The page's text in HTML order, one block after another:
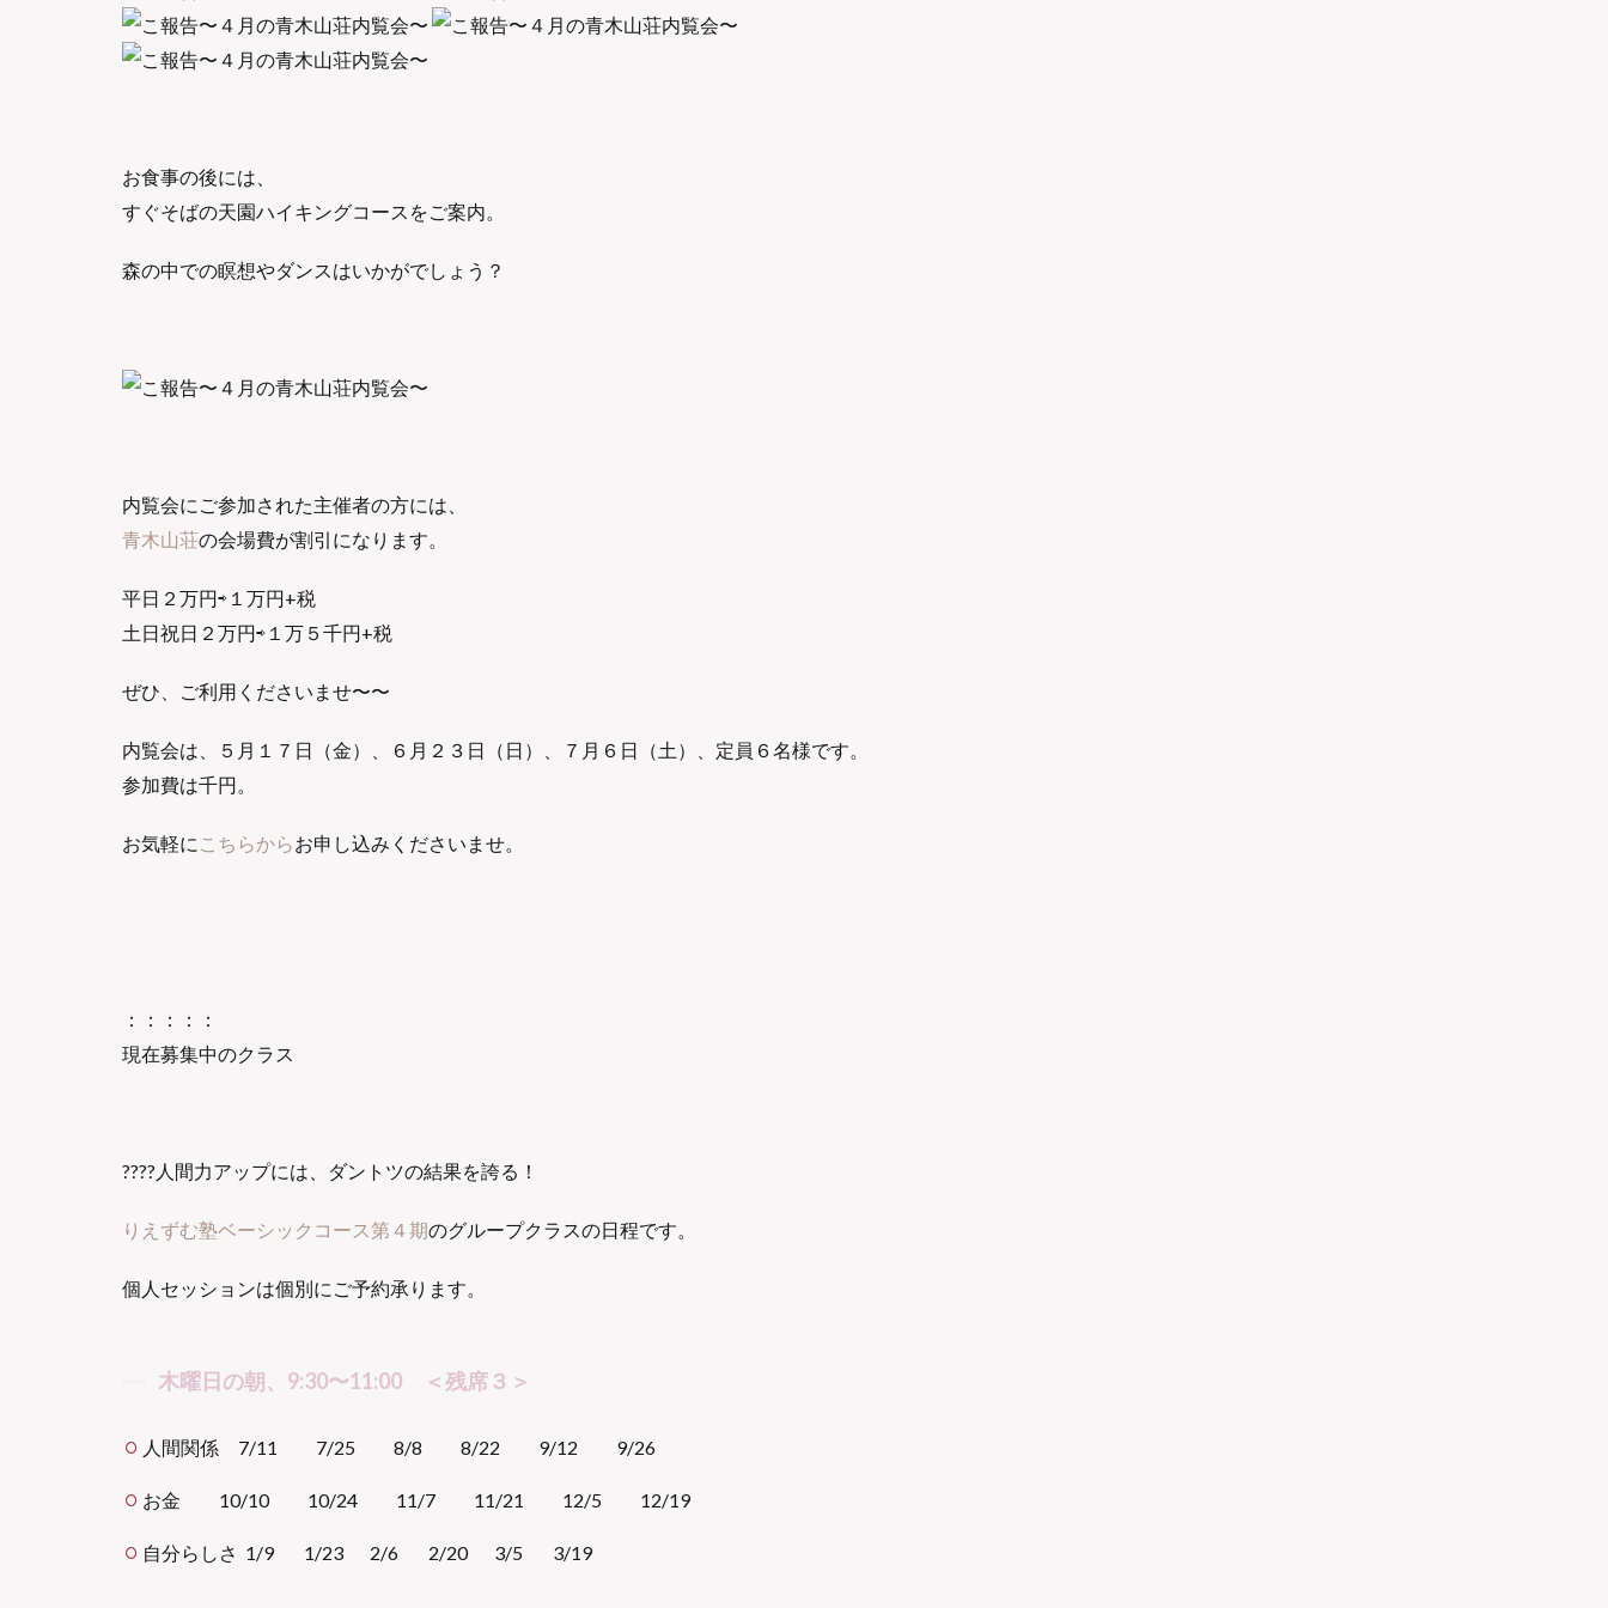
お食事の後には、
すぐそばの天園ハイキングコースをご案内。
森の中での瞑想やダンスはいかがでしょう？
内覧会にご参加された主催者の方には、
青木山荘の会場費が割引になります。
平日２万円⇨１万円+税
土日祝日２万円⇨１万５千円+税
ぜひ、ご利用くださいませ〜〜
内覧会は、５月１７日（金）、６月２３日（日）、７月６日（土）、定員６名様です。
参加費は千円。
お気軽に こちらからお申し込みくださいませ。
：：：：：
現在募集中のクラス
????人間力アップには、ダントツの結果を誇る！
りえずむ塾ベーシックコース第４期のグループクラスの日程です。
個人セッションは個別にご予約承ります。
木曜日の朝、9:30〜11:00 ＜残席３＞
人間関係 7/11 7/25 8/8 8/22 9/12 9/26
お金 10/10 10/24 11/7 11/21 12/5 12/19
自分らしさ 1/9 1/23 2/6 2/20 3/5 3/19